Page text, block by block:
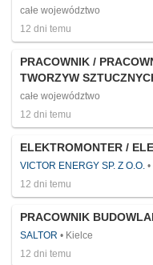
całe województwo
12 dni temu
PRACOWNIK /
TWORZYW
całe województwo
12 dni temu
ELEKTROMONTER /
VICTOR ENERGY SP. Z O.O.
12 dni temu
PRACOWNIK
SALTOR
Kielce
12 dni temu